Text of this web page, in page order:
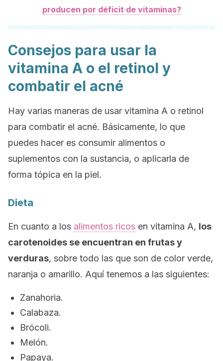
producen por déficit de vitaminas?
Consejos para usar la
vitamina A o el retinol y
combatir el acné
Hay varias maneras de usar vitamina A o retinol
para combatir el acné. Básicamente, lo que
puedes hacer es consumir alimentos o
suplementos con la sustancia, o aplicarla de
forma tópica en la piel.
Dieta
En cuanto a los alimentos ricos en vitamina A, los
carotenoides se encuentran en frutas y
verduras, sobre todo las que son de color verde,
naranja o amarillo. Aquí tenemos a las siguientes:
Zanahoria.
Calabaza.
Brócoli.
Melón.
Papaya.